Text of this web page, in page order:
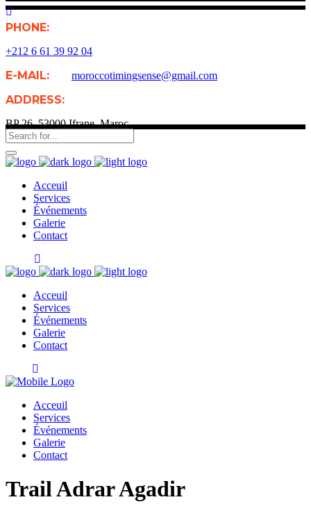
PHONE:
+212 6 61 39 92 04
E-MAIL: moroccotimingsense@gmail.com
ADDRESS:
BP 26, 53000 Ifrane, Maroc
Acceuil
Services
Événements
Galerie
Contact
Acceuil
Services
Événements
Galerie
Contact
Acceuil
Services
Événements
Galerie
Contact
Trail Adrar Agadir